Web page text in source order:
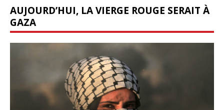
AUJOURD’HUI, LA VIERGE ROUGE SERAIT À
GAZA